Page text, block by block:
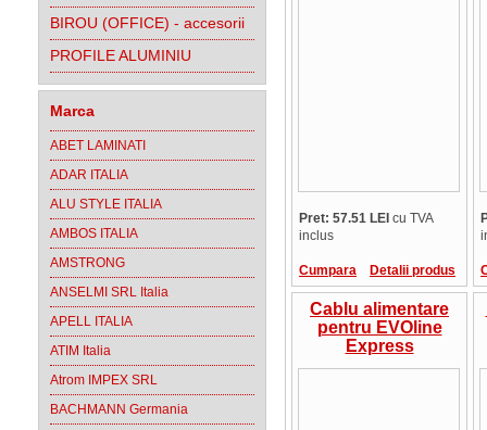
BIROU (OFFICE) - accesorii
PROFILE ALUMINIU
Marca
ABET LAMINATI
ADAR ITALIA
ALU STYLE ITALIA
AMBOS ITALIA
AMSTRONG
ANSELMI SRL Italia
APELL ITALIA
ATIM Italia
Atrom IMPEX SRL
BACHMANN Germania
Pret: 57.51 LEI cu TVA
inclus
Cumpara Detalii produs
Cablu alimentare
pentru EVOline
Express